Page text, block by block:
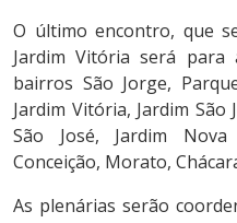
O último encontro, que
Jardim Vitória será para
bairros São Jorge,
Jardim Vitória, Jardim São
São José, Jardim
Conceição, Morato,
As plenárias serão